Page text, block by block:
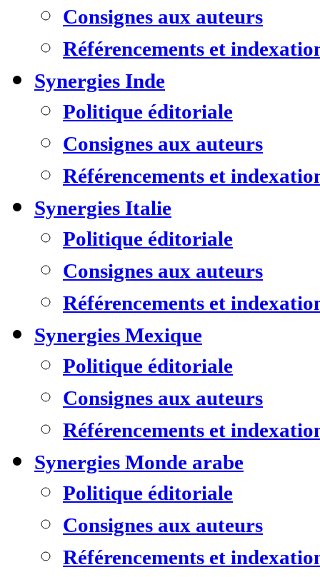
Consignes aux auteurs
Référencements et
Synergies Inde
Politique éditoriale
Consignes aux auteurs
Référencements et
Synergies Italie
Politique éditoriale
Consignes aux auteurs
Référencements et
Synergies Mexique
Politique éditoriale
Consignes aux auteurs
Référencements et
Synergies Monde arabe
Politique éditoriale
Consignes aux auteurs
Référencements et